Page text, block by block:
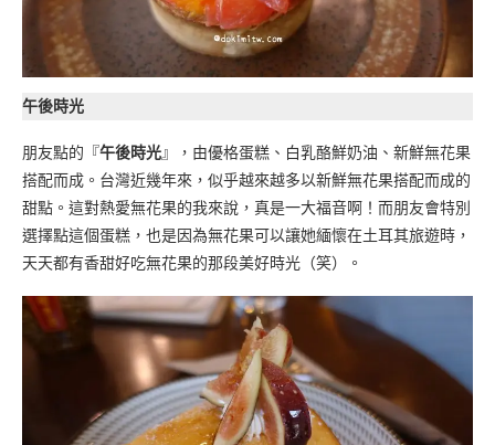
午後時光
朋友點的『午後時光』，由優格蛋糕、白乳酪鮮奶油、新鮮無花果
搭配而成。台灣近幾年來，似乎越來越多以新鮮無花果搭配而成的
甜點。這對熱愛無花果的我來說，真是一大福音啊！而朋友會特別
選擇點這個蛋糕，也是因為無花果可以讓她緬懷在土耳其旅遊時，
天天都有香甜好吃無花果的那段美好時光（笑）。